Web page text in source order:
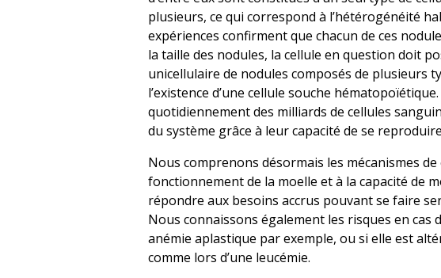
plusieurs, ce qui correspond à l’hétérogénéité
expériences confirment que chacun de ces
la taille des nodules, la cellule en question doit
unicellulaire de nodules composés de plusieurs
l’existence d’une cellule souche
quotidiennement des milliards de cellules
du système grâce à leur capacité de se
Nous comprenons désormais les mécanismes
fonctionnement de la moelle et à la capacité de
répondre aux besoins accrus pouvant se faire
Nous connaissons également les risques en
anémie aplastique par exemple, ou si elle est
comme lors d’une leucémie.